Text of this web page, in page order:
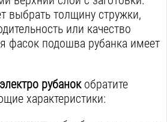
выбрать толщину стружки,
или качество
фасок подошва рубанка имеет
электро рубанокобратите
характеристики: